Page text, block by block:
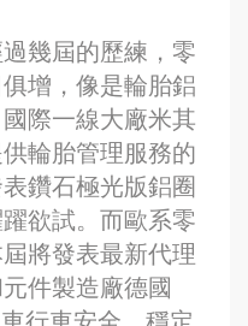
幾屆的歷練，零
增，像是輪胎鋁
際一線大廠米其
輪胎管理服務的
鑽石極光版鋁圈
欲試。而歐系零
將發表最新代理
件製造廠德國